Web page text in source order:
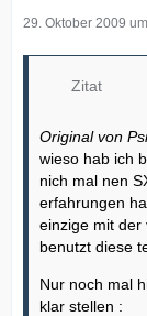
29. Oktober 2009
Zitat
Original von
wieso hab ich
nich mal nen
erfahrungen
einzige mit der
benutzt diese
Nur noch mal
klar stellen :